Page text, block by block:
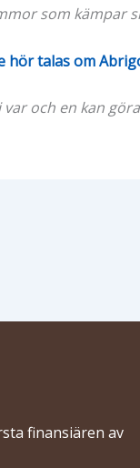
som kämpar
hör talas om
och en kan
finansiären av